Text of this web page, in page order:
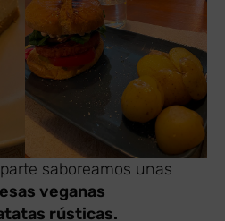
saboreamos unas
veganas
rústicas.